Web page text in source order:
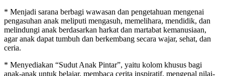
* Menjadi sarana berbagi wawasan dan pengetahuan mengenai
pengasuhan anak meliputi mengasuh, memelihara, mendidik, dan
melindungi anak berdasarkan harkat dan martabat kemanusiaan,
agar anak dapat tumbuh dan berkembang secara wajar, sehat, dan
ceria.
* Menyediakan “Sudut Anak Pintar”, yaitu kolom khusus bagi
anak-anak untuk belajar, membaca cerita inspiratif, mengenal nilai-